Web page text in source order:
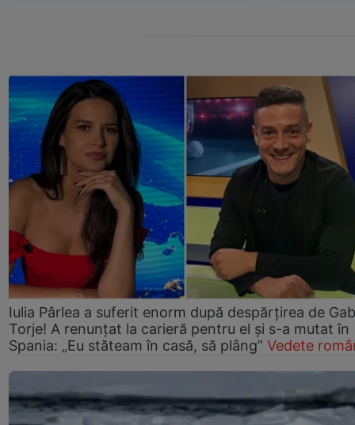
Iulia Pârlea a suferit enorm după despărțirea de
Torje! A renunțat la carieră pentru el și s-a mutat în
Spania: „Eu stăteam în casă, să plâng” Vedete